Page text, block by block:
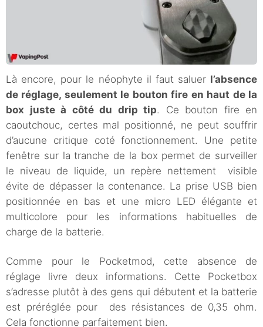
Là encore, pour le néophyte il faut saluer l’absence
de réglage, seulement le bouton fire en haut de la
box juste à côté du drip tip. Ce bouton fire en
caoutchouc, certes mal positionné, ne peut souffrir
d’aucune critique coté fonctionnement. Une petite
fenêtre sur la tranche de la box permet de surveiller
le niveau de liquide, un repère nettement visible
évite de dépasser la contenance. La prise USB bien
positionnée en bas et une micro LED élégante et
multicolore pour les informations habituelles de
charge de la batterie.
Comme pour le Pocketmod, cette absence de
réglage livre deux informations. Cette Pocketbox
s’adresse plutôt à des gens qui débutent et la batterie
est préréglée pour des résistances de 0,35 ohm.
Cela fonctionne parfaitement bien.